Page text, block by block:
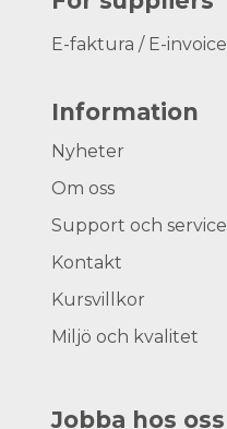
E-faktura / E-invoice
Information
Nyheter
Om oss
Support och service
Kontakt
Kursvillkor
Miljö och kvalitet
Jobba hos oss